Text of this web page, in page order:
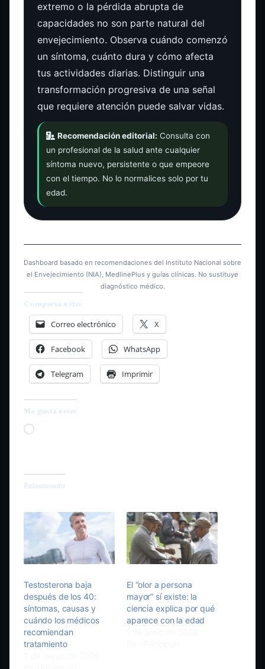
extremo o la pérdida abrupta de
capacidades no son parte natural del
envejecimiento. Observa cuándo comenzó
un síntoma, cuánto dura y cómo afecta
tus actividades diarias. Distinguir una
transformación progresiva de una señal
que requiere atención puede salvar vidas.
Recomendación editorial: Consulta con
un profesional de la salud ante cualquier
síntoma nuevo, persistente o que empeore
con el tiempo. No lo normalices solo por tu
edad.
Dashboard basado en recomendaciones del Instituto Nacional sobre
el Envejecimiento (NIA), MedlinePlus y guías clínicas. No sustituye
diagnóstico médico.
Comparte esto:
Correo electrónico X
Facebook WhatsApp
Telegram Imprimir
Me gusta esto:
Cargando...
Relacionado
Testosterona baja
después de los 40:
síntomas, causas y
cuándo los médicos
recomiendan
tratamiento
El “olor a persona
mayor” sí existe: la
ciencia explica por qué
aparece con la edad